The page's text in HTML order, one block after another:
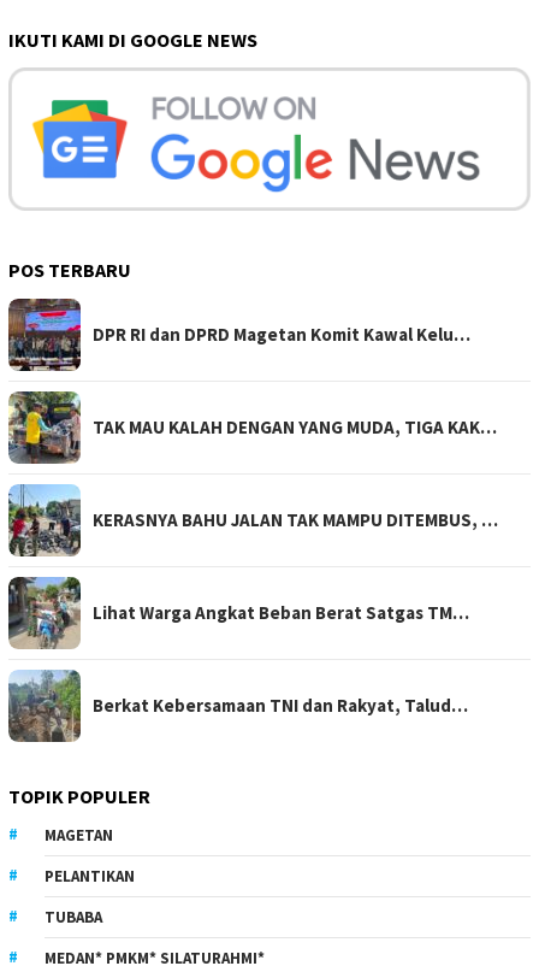
IKUTI KAMI DI GOOGLE NEWS
POS TERBARU
DPR RI dan DPRD Magetan Komit Kawal Kelu…
TAK MAU KALAH DENGAN YANG MUDA, TIGA KAK…
KERASNYA BAHU JALAN TAK MAMPU DITEMBUS, …
Lihat Warga Angkat Beban Berat Satgas TM…
Berkat Kebersamaan TNI dan Rakyat, Talud…
TOPIK POPULER
MAGETAN
PELANTIKAN
TUBABA
MEDAN* PMKM* SILATURAHMI*